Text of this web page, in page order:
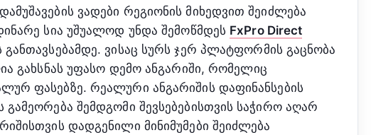
ვადები რეგიონის მიხედვით შეიძლება
სია უშუალოდ უნდა შემოწმდეს FxPro Direct
ვისაც სურს ჯერ პლატფორმის გაცნობა
გახსნას უფასო დემო ანგარიში, რომელიც
ფასებზე. რეალური ანგარიშის დაფინანსების
შემდგომი შევსებებისთვის საჭირო აღარ
დადგენილი მინიმუმები შეიძლება